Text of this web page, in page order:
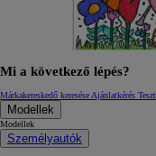
Mi a következő lépés?
Márkakereskedő keresése Ajánlatkérés
Modellek
Modellek
Személyautók